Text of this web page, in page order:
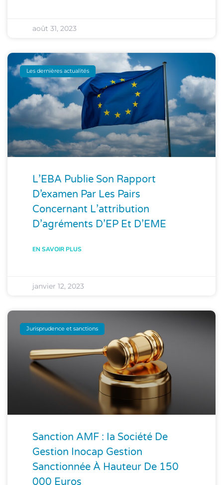
août 31, 2023
Les dernières actualités
L’EBA Publie Son Rapport
D’examen Par Les Pairs
Concernant L’attribution
D’agréments D’EP Et D’EME
EN SAVOIR PLUS
janvier 12, 2023
Jurisprudence et sanctions
Sanction AMF : Ia Société De
Gestion Inocap Gestion
Sanctionnée À Hauteur De 150
000 Euros